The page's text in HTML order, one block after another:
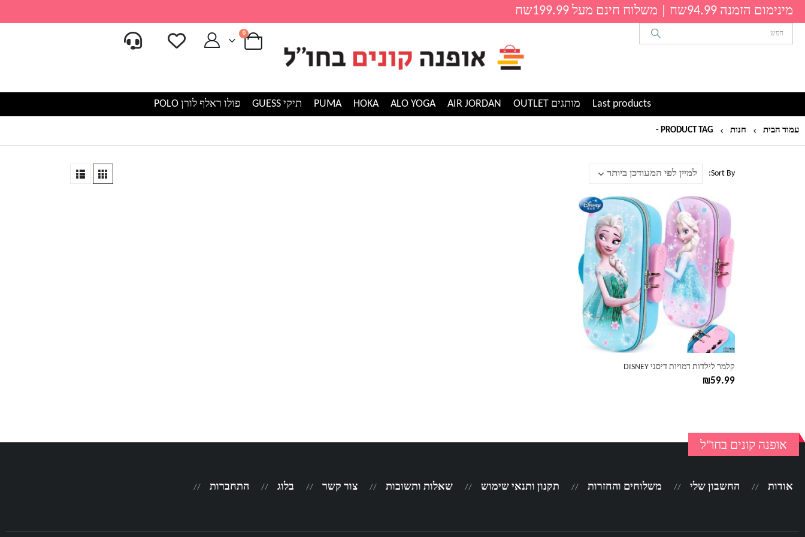
מינימום הזמנה 94.99שח | משלוח חינם מעל 199.99שח
0
Last products מותגים OUTLET AIR JORDAN
ALO YOGA
HOKA
PUMA תיקי GUESS פולו ראלף לורן POLO
עמוד הבית חנות PRODUCT TAG -
Sort By:
קלמר לילדות דמויות דיסני DISNEY
₪59.99
למוצר
זה
מספר
סוגים.
ניתן
לבחור
את
האפשרויות
בעמוד
המוצר
אופנה קונים בחו"ל
אודות החשבון שלי משלוחים והחזרות תקנון ותנאי שימוש שאלות ותשובות צור קשר בלוג התחברות